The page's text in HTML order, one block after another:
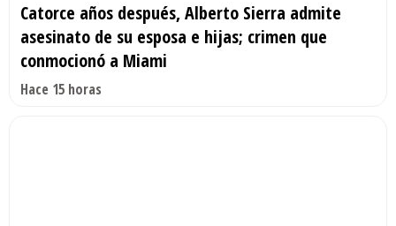
Catorce años después, Alberto Sierra admite
asesinato de su esposa e hijas; crimen que
conmocionó a Miami
Hace 15 horas